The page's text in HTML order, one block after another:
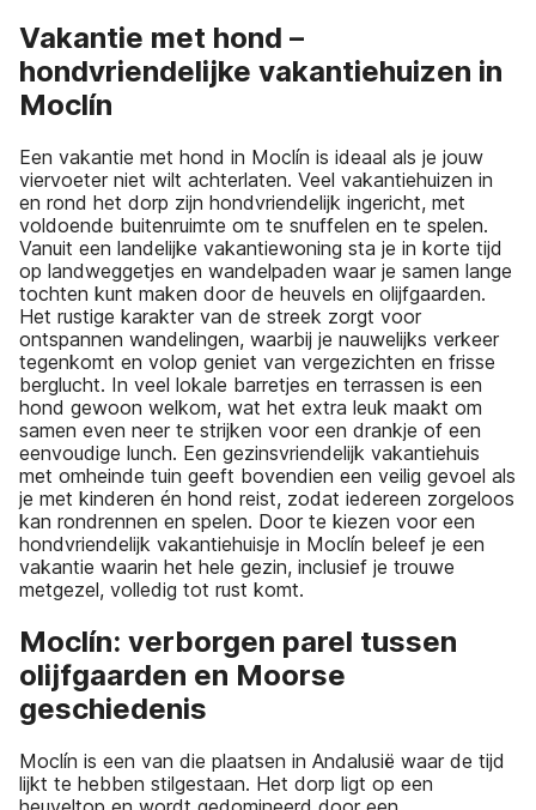
Vakantie met hond –
hondvriendelijke vakantiehuizen in
Moclín
Een vakantie met hond in Moclín is ideaal als je jouw
viervoeter niet wilt achterlaten. Veel vakantiehuizen in
en rond het dorp zijn hondvriendelijk ingericht, met
voldoende buitenruimte om te snuffelen en te spelen.
Vanuit een landelijke vakantiewoning sta je in korte tijd
op landweggetjes en wandelpaden waar je samen lange
tochten kunt maken door de heuvels en olijfgaarden.
Het rustige karakter van de streek zorgt voor
ontspannen wandelingen, waarbij je nauwelijks verkeer
tegenkomt en volop geniet van vergezichten en frisse
berglucht. In veel lokale barretjes en terrassen is een
hond gewoon welkom, wat het extra leuk maakt om
samen even neer te strijken voor een drankje of een
eenvoudige lunch. Een gezinsvriendelijk vakantiehuis
met omheinde tuin geeft bovendien een veilig gevoel als
je met kinderen én hond reist, zodat iedereen zorgeloos
kan rondrennen en spelen. Door te kiezen voor een
hondvriendelijk vakantiehuisje in Moclín beleef je een
vakantie waarin het hele gezin, inclusief je trouwe
metgezel, volledig tot rust komt.
Moclín: verborgen parel tussen
olijfgaarden en Moorse
geschiedenis
Moclín is een van die plaatsen in Andalusië waar de tijd
lijkt te hebben stilgestaan. Het dorp ligt op een